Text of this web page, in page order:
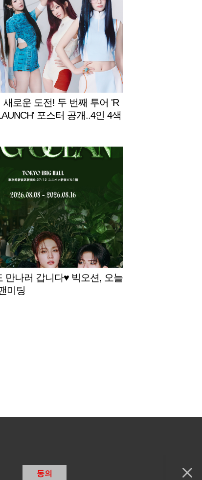
새로운 도전! 두 번째 투어 'R
포스터 공개..4인 4색
만나러 갑니다♥ 빅오션, 오늘
미팅
동의